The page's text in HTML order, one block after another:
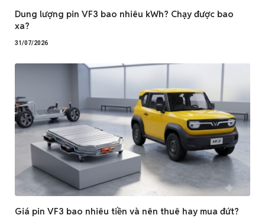
Dung lượng pin VF3 bao nhiêu kWh? Chạy được bao
xa?
31/07/2026
Giá pin VF3 bao nhiêu tiền và nên thuê hay mua đứt?